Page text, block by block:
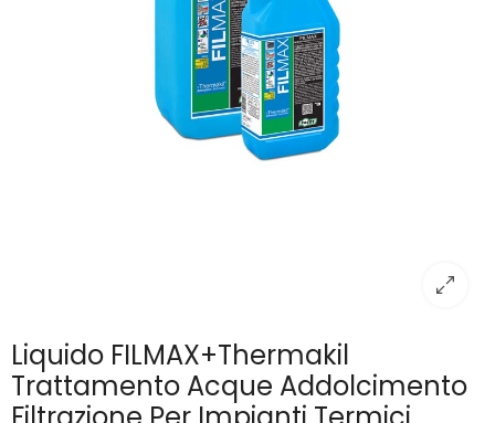
Liquido FILMAX+Thermakil
Trattamento Acque Addolcimento